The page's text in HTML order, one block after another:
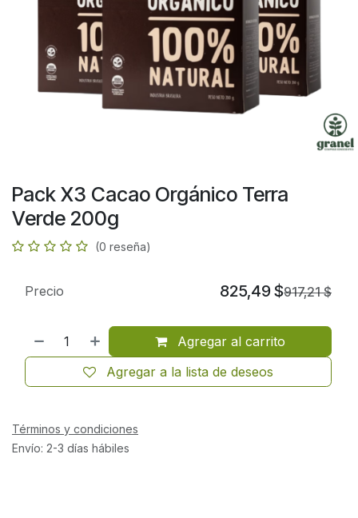
Pack X3 Cacao Orgánico Terra
Verde 200g
(0 reseña)
Agregar al carrito
Agregar a la lista de deseos
Precio 825,49$917,21$
Términos y condiciones
Envío: 2-3 días hábiles